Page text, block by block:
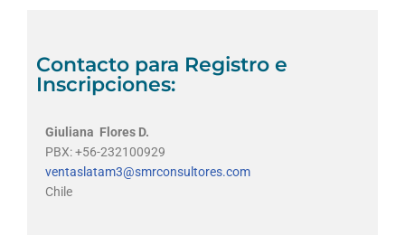
Contacto para Registro e
Inscripciones:
Giuliana Flores D.
PBX: +56-232100929
ventaslatam3@smrconsultores.com
Chile